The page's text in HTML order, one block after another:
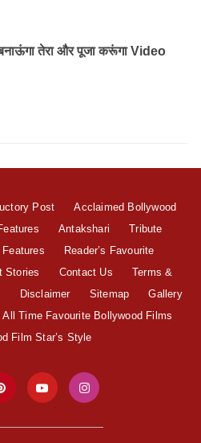
तेरा और पूजा करूंगा Video
Post
Acclaimed Bollywood
Antakshari
Tribute
Features
Reader’s Favourite
Stories Contact Us
Terms &
Disclaimer Sitemap
Gallery
Time Favourite Bollywood Films
Film Star’s Style